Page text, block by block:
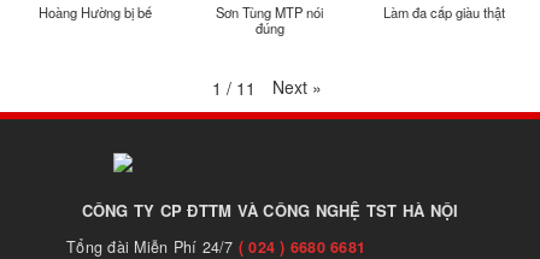
Hoàng Hường bị bế
Sơn Tùng MTP nói
đúng
Làm đa cấp giàu thật
1 / 11 Next »
CÔNG TY CP ĐTTM VÀ CÔNG NGHỆ TST HÀ NỘI
Tổng đài Miễn Phí 24/7 ( 024 ) 6680 6681